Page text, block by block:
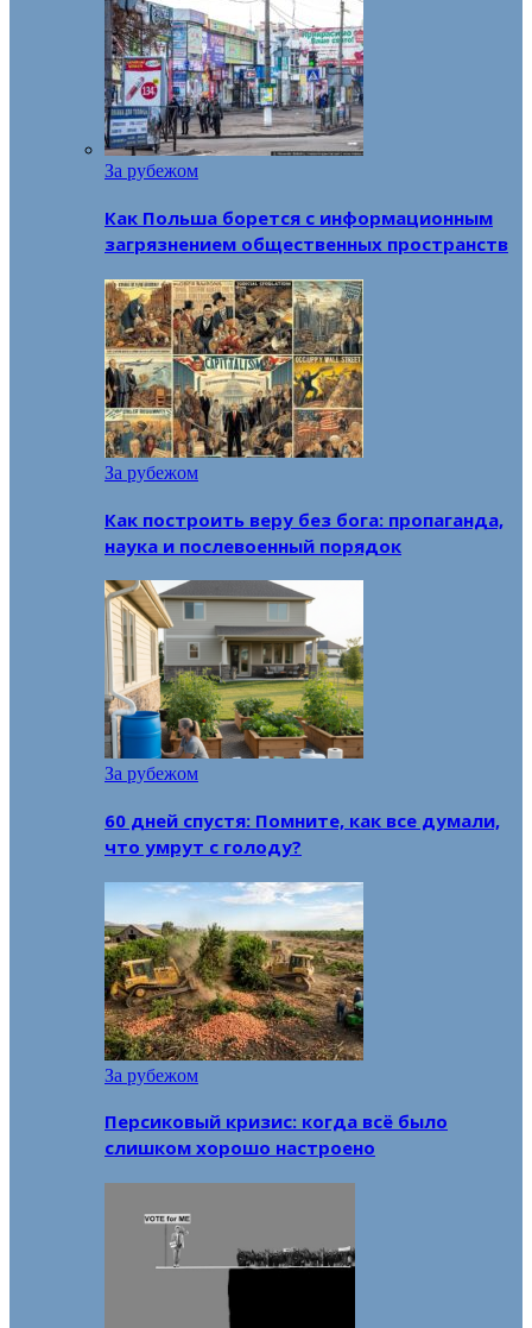
За рубежом
Как Польша борется с информационным
загрязнением общественных пространств
За рубежом
Как построить веру без бога: пропаганда,
наука и послевоенный порядок
За рубежом
60 дней спустя: Помните, как все думали,
что умрут с голоду?
За рубежом
Персиковый кризис: когда всё было
слишком хорошо настроено